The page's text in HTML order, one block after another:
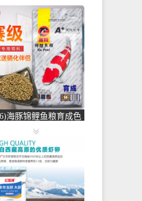
型养殖汽车后桥电动
玉米秸-饲料颗粒机
丽斯旗舰店仅售
元)
海豚锦鲤鱼粮育成色
体锦鲤金鱼鱼食锦鲤
颗粒增-锦鲤饲料(海
物用品专营店仅售
元)